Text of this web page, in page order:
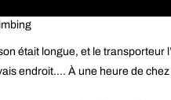
était longue, et le transporteur
endroit…. À une heure de chez